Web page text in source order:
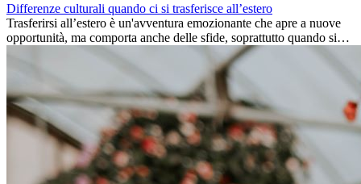
Differenze culturali quando ci si trasferisce all’estero
Trasferirsi all’estero è un'avventura emozionante che apre a nuove
opportunità, ma comporta anche delle sfide, soprattutto quando si
tratta di differenze culturali. Che tu stia andando all’estero per
lavoro, per studio, o semplicemente per un cambiamento, adattarsi a
una nuova cultura richiede tempo. Capire queste differenze e
abbracciare nuovi modi di vivere è la chiave per una transizione di
successo.